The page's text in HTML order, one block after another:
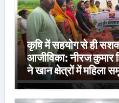
कृषि में सहयोग से ही
आजीविका: नीरज कुमार हिंडालको सीएसआर
ने खान क्षेत्रों में महिला
560 क्विंटल बरसाती
किसान होंगे लाभान्वित